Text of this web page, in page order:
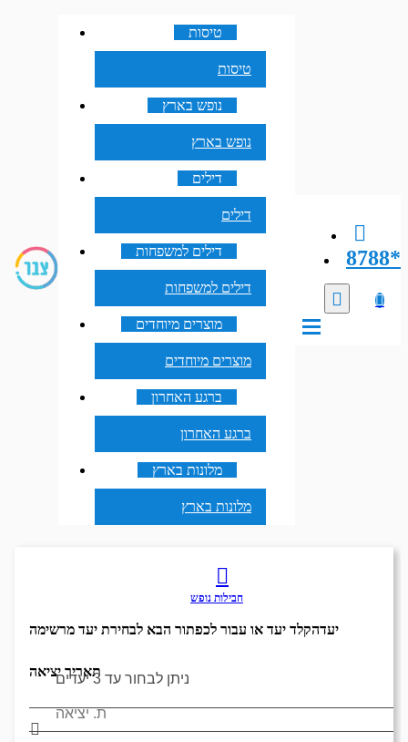
8788*
טיסות
טיסות
נופש בארץ
נופש בארץ
דילים
דילים
דילים למשפחות
דילים למשפחות
מוצרים מיוחדים
מוצרים מיוחדים
ברגע האחרון
ברגע האחרון
מלונות בארץ
מלונות בארץ
חבילות נופש
יעדהקלד יעד או עבור לכפתור הבא לבחירת יעד מרשימה
תאריך יציאה